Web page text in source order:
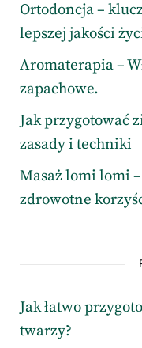
Ortodoncja –
lepszej jakości
Aromaterapia –
zapachowe.
Jak przygotować
zasady i techniki
Masaż lomi lomi
zdrowotne
Jak łatwo
twarzy?